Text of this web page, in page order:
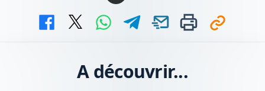
A découvrir...